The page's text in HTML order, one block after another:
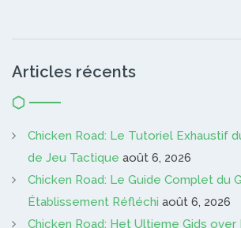
Articles récents
Chicken Road: Le Tutoriel Exhaustif
de Jeu Tactique août 6, 2026
Chicken Road: Le Guide Complet du
Établissement Réfléchi août 6, 2026
Chicken Road: Het Ultieme Gids